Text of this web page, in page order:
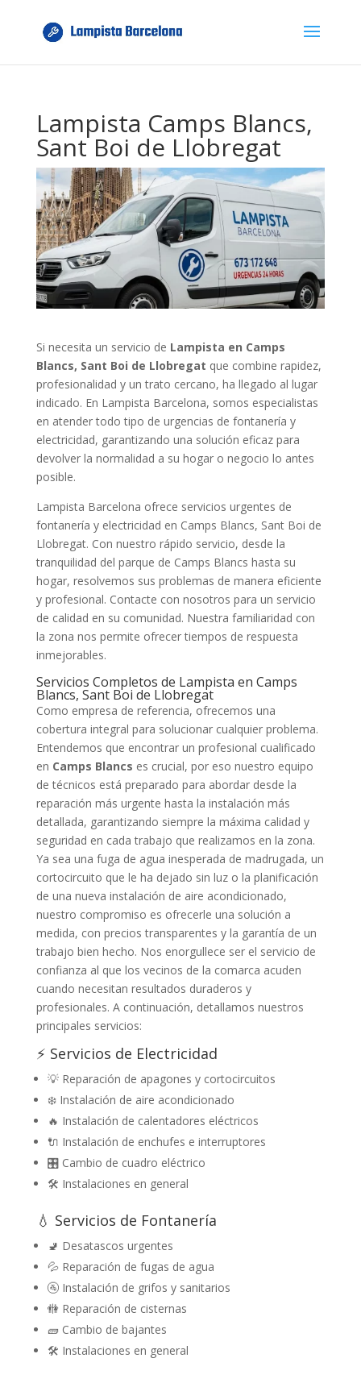
Lampista Camps Blancs,
Sant Boi de Llobregat
Si necesita un servicio de Lampista en Camps
Blancs, Sant Boi de Llobregat que combine rapidez,
profesionalidad y un trato cercano, ha llegado al lugar
indicado. En Lampista Barcelona, somos especialistas
en atender todo tipo de urgencias de fontanería y
electricidad, garantizando una solución eficaz para
devolver la normalidad a su hogar o negocio lo antes
posible.
Lampista Barcelona ofrece servicios urgentes de
fontanería y electricidad en Camps Blancs, Sant Boi de
Llobregat. Con nuestro rápido servicio, desde la
tranquilidad del parque de Camps Blancs hasta su
hogar, resolvemos sus problemas de manera eficiente
y profesional. Contacte con nosotros para un servicio
de calidad en su comunidad. Nuestra familiaridad con
la zona nos permite ofrecer tiempos de respuesta
inmejorables.
Servicios Completos de Lampista en Camps
Blancs, Sant Boi de Llobregat
Como empresa de referencia, ofrecemos una
cobertura integral para solucionar cualquier problema.
Entendemos que encontrar un profesional cualificado
en Camps Blancs es crucial, por eso nuestro equipo
de técnicos está preparado para abordar desde la
reparación más urgente hasta la instalación más
detallada, garantizando siempre la máxima calidad y
seguridad en cada trabajo que realizamos en la zona.
Ya sea una fuga de agua inesperada de madrugada, un
cortocircuito que le ha dejado sin luz o la planificación
de una nueva instalación de aire acondicionado,
nuestro compromiso es ofrecerle una solución a
medida, con precios transparentes y la garantía de un
trabajo bien hecho. Nos enorgullece ser el servicio de
confianza al que los vecinos de la comarca acuden
cuando necesitan resultados duraderos y
profesionales. A continuación, detallamos nuestros
principales servicios:
⚡ Servicios de Electricidad
💡 Reparación de apagones y cortocircuitos
❄️ Instalación de aire acondicionado
🔥 Instalación de calentadores eléctricos
🔌 Instalación de enchufes e interruptores
🎛️ Cambio de cuadro eléctrico
🛠️ Instalaciones en general
💧 Servicios de Fontanería
🚽 Desatascos urgentes
💦 Reparación de fugas de agua
🚰 Instalación de grifos y sanitarios
🚻 Reparación de cisternas
🧱 Cambio de bajantes
🛠️ Instalaciones en general